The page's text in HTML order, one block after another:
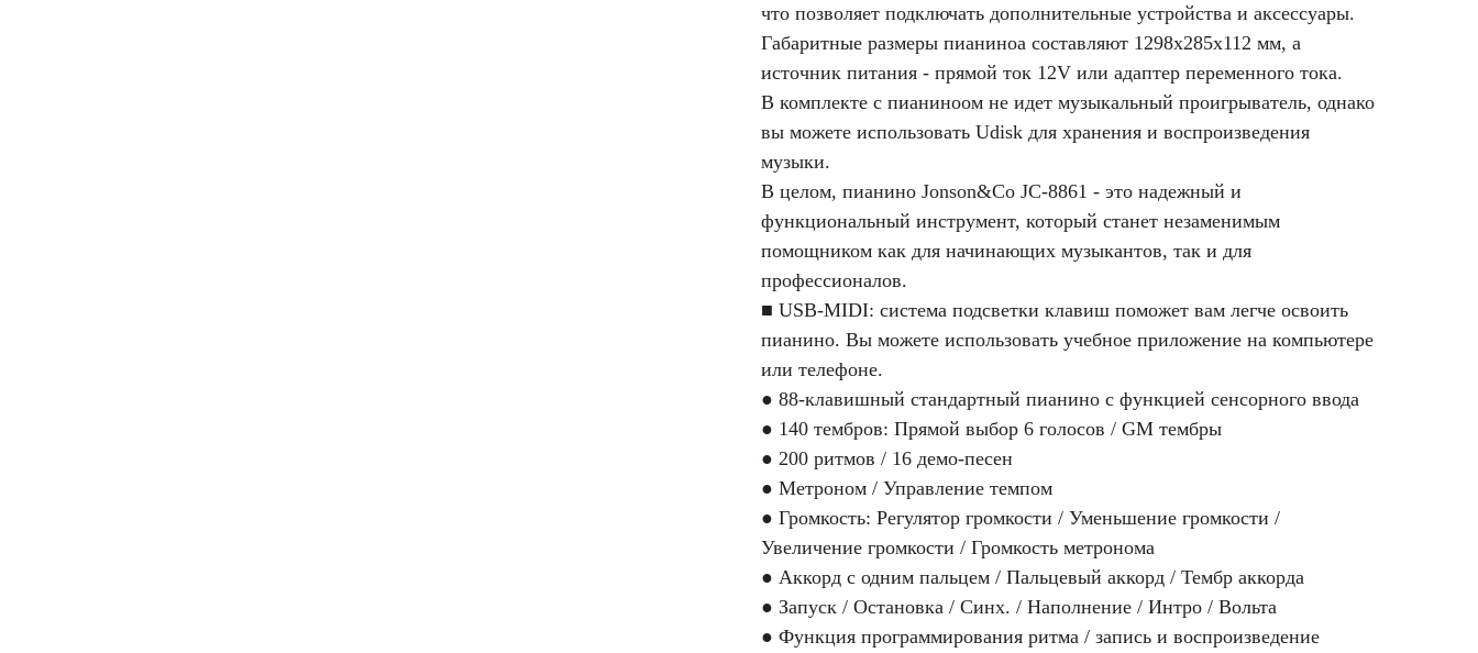
что позволяет подключать дополнительные устройства и аксессуары.
Габаритные размеры пианиноа составляют 1298x285x112 мм, а
источник питания - прямой ток 12V или адаптер переменного тока.
В комплекте с пианиноом не идет музыкальный проигрыватель, однако
вы можете использовать Udisk для хранения и воспроизведения
музыки.
В целом, пианино Jonson&Co JC-8861 - это надежный и
функциональный инструмент, который станет незаменимым
помощником как для начинающих музыкантов, так и для
профессионалов.
■ USB-MIDI: система подсветки клавиш поможет вам легче освоить
пианино. Вы можете использовать учебное приложение на компьютере
или телефоне.
● 88-клавишный стандартный пианино с функцией сенсорного ввода
● 140 тембров: Прямой выбор 6 голосов / GM тембры
● 200 ритмов / 16 демо-песен
● Метроном / Управление темпом
● Громкость: Регулятор громкости / Уменьшение громкости /
Увеличение громкости / Громкость метронома
● Аккорд с одним пальцем / Пальцевый аккорд / Тембр аккорда
● Запуск / Остановка / Синх. / Наполнение / Интро / Вольта
● Функция программирования ритма / запись и воспроизведение